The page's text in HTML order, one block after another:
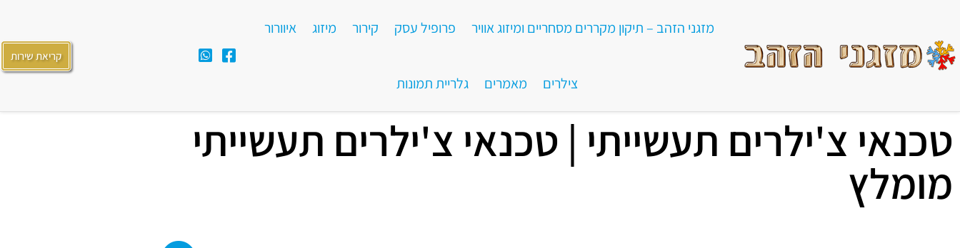
מזגני הזהב – תיקון מקררים מסחריים ומיזוג אוויר פרופיל עסק​ קירור מיזוג איוורור
צילרים מאמרים גלריית תמונות
קריאת שירות
טכנאי צ'ילרים תעשייתי | טכנאי צ'ילרים תעשייתי
מומלץ